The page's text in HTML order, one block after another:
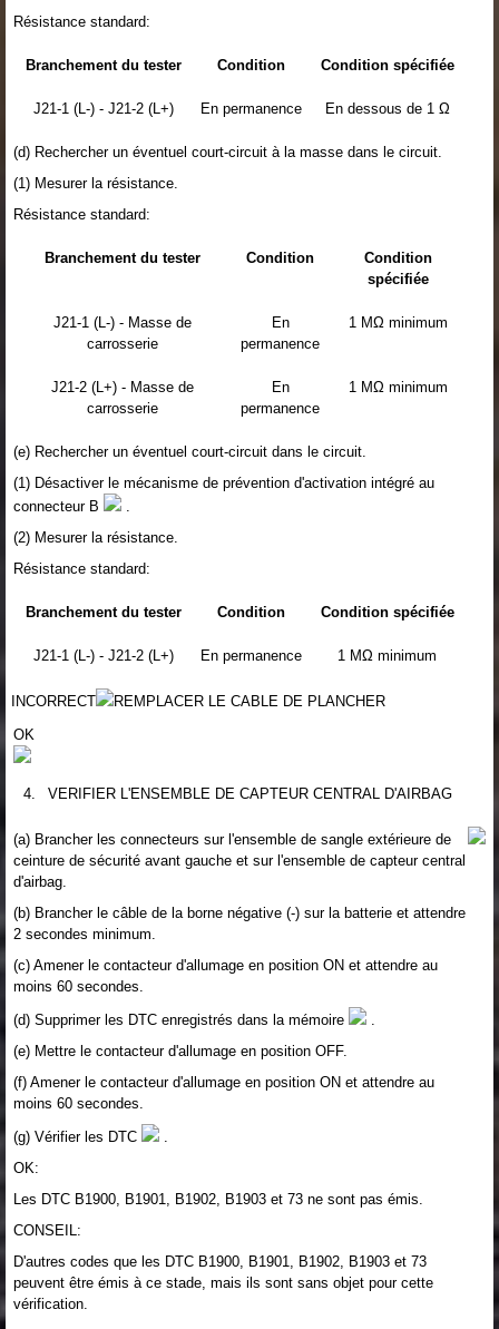
Résistance standard:
Branchement du tester Condition Condition spécifiée
J21-1 (L-) - J21-2 (L+) En permanence En dessous de 1 Ω
(d) Rechercher un éventuel court-circuit à la masse dans le circuit.
(1) Mesurer la résistance.
Résistance standard:
Branchement du tester Condition
Condition
spécifiée
J21-1 (L-) - Masse de
carrosserie
En
permanence
1 MΩ minimum
J21-2 (L+) - Masse de
carrosserie
En
permanence
1 MΩ minimum
(e) Rechercher un éventuel court-circuit dans le circuit.
(1) Désactiver le mécanisme de prévention d'activation intégré au
connecteur B
(2) Mesurer la résistance.
Résistance standard:
Branchement du tester Condition Condition spécifiée
J21-1 (L-) - J21-2 (L+) En permanence 1 MΩ minimum
INCORRECT
REMPLACER LE CABLE DE PLANCHER
OK
4. VERIFIER L'ENSEMBLE DE CAPTEUR CENTRAL D'AIRBAG
(a) Brancher les connecteurs sur l'ensemble de sangle extérieure de
ceinture de sécurité avant gauche et sur l'ensemble de capteur central
d'airbag.
(b) Brancher le câble de la borne négative (-) sur la batterie et attendre
2 secondes minimum.
(c) Amener le contacteur d'allumage en position ON et attendre au
moins 60 secondes.
(d) Supprimer les DTC enregistrés dans la mémoire
(e) Mettre le contacteur d'allumage en position OFF.
(f) Amener le contacteur d'allumage en position ON et attendre au
moins 60 secondes.
(g) Vérifier les DTC
OK:
Les DTC B1900, B1901, B1902, B1903 et 73 ne sont pas émis.
CONSEIL:
D'autres codes que les DTC B1900, B1901, B1902, B1903 et 73
peuvent être émis à ce stade, mais ils sont sans objet pour cette
vérification.